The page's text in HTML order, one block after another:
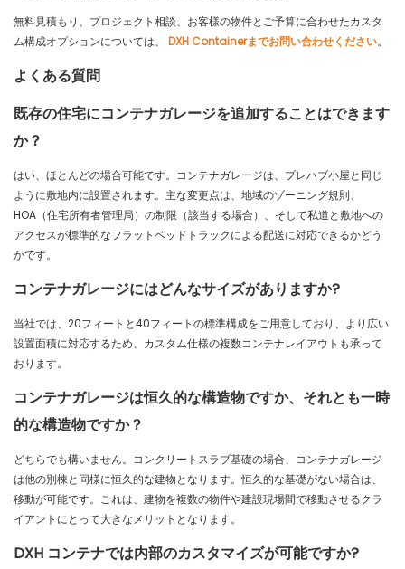
無料見積もり、プロジェクト相談、お客様の物件とご予算に合わせたカスタ
ム構成オプションについては、 DXH Containerまでお問い合わせください。
よくある質問
既存の住宅にコンテナガレージを追加することはできます
か？
はい、ほとんどの場合可能です。コンテナガレージは、プレハブ小屋と同じ
ように敷地内に設置されます。主な変更点は、地域のゾーニング規則、
HOA（住宅所有者管理局）の制限（該当する場合）、そして私道と敷地への
アクセスが標準的なフラットベッドトラックによる配送に対応できるかどう
かです。
コンテナガレージにはどんなサイズがありますか?
当社では、20フィートと40フィートの標準構成をご用意しており、より広い
設置面積に対応するため、カスタム仕様の複数コンテナレイアウトも承って
おります。
コンテナガレージは恒久的な構造物ですか、それとも一時
的な構造物ですか？
どちらでも構いません。コンクリートスラブ基礎の場合、コンテナガレージ
は他の別棟と同様に恒久的な建物となります。恒久的な基礎がない場合は、
移動が可能です。これは、建物を複数の物件や建設現場間で移動させるクラ
イアントにとって大きなメリットとなります。
DXH コンテナでは内部のカスタマイズが可能ですか?